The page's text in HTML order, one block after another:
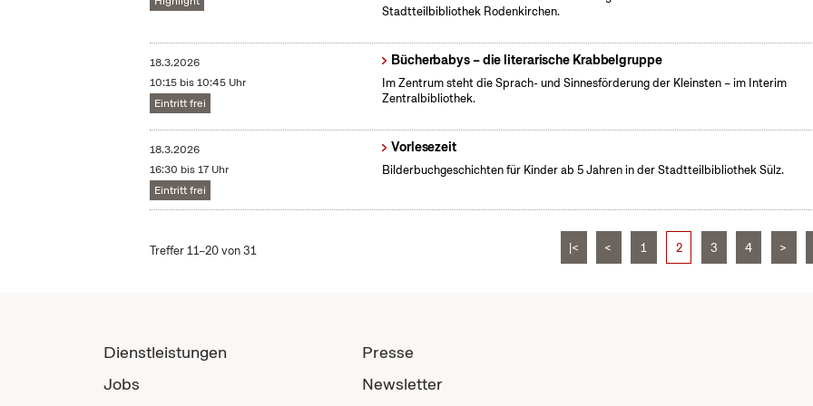
Stadtteilbibliothek Rodenkirchen.
18.3.2026
10:15 bis 10:45 Uhr
Eintritt frei
Bücherbabys – die literarische Krabbelgruppe
Im Zentrum steht die Sprach- und Sinnesförderung der Kleinsten – im Interim
Zentralbibliothek.
18.3.2026
16:30 bis 17 Uhr
Eintritt frei
Vorlesezeit
Bilderbuchgeschichten für Kinder ab 5 Jahren in der Stadtteilbibliothek Sülz.
Treffer 11–20 von 31 |< < 1 2 3 4 >
Dienstleistungen
Jobs
Presse
Newsletter